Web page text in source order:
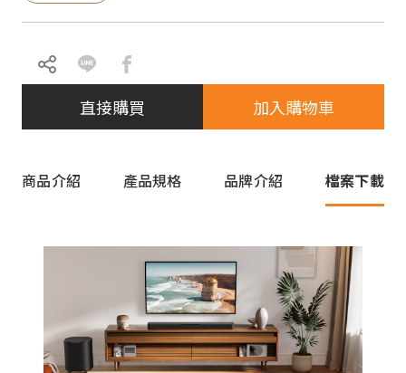
直接購買 加入購物車
商品介紹 產品規格 品牌介紹 檔案下載